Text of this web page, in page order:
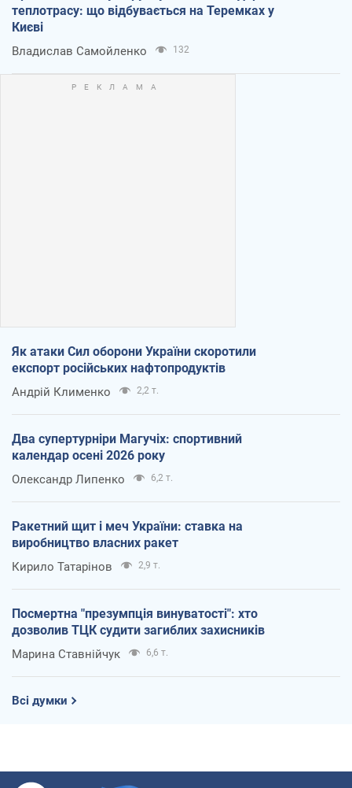
теплотрасу: що відбувається на Теремках у
Києві
Владислав Самойленко 132
Як атаки Сил оборони України скоротили
експорт російських нафтопродуктів
Андрій Клименко 2,2 т.
Два супертурніри Магучіх: спортивний
календар осені 2026 року
Олександр Липенко 6,2 т.
Ракетний щит і меч України: ставка на
виробництво власних ракет
Кирило Татарінов 2,9 т.
Посмертна "презумпція винуватості": хто
дозволив ТЦК судити загиблих захисників
Марина Ставнійчук 6,6 т.
Всі думки